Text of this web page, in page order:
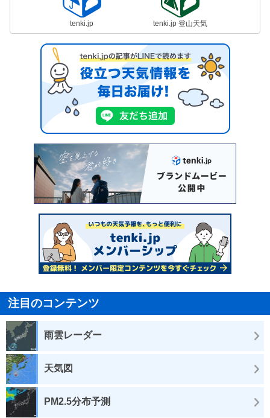
tenki.jp tenki.jp 登山天気
注目のコンテンツ
雨雲レーダー
天気図
PM2.5分布予測